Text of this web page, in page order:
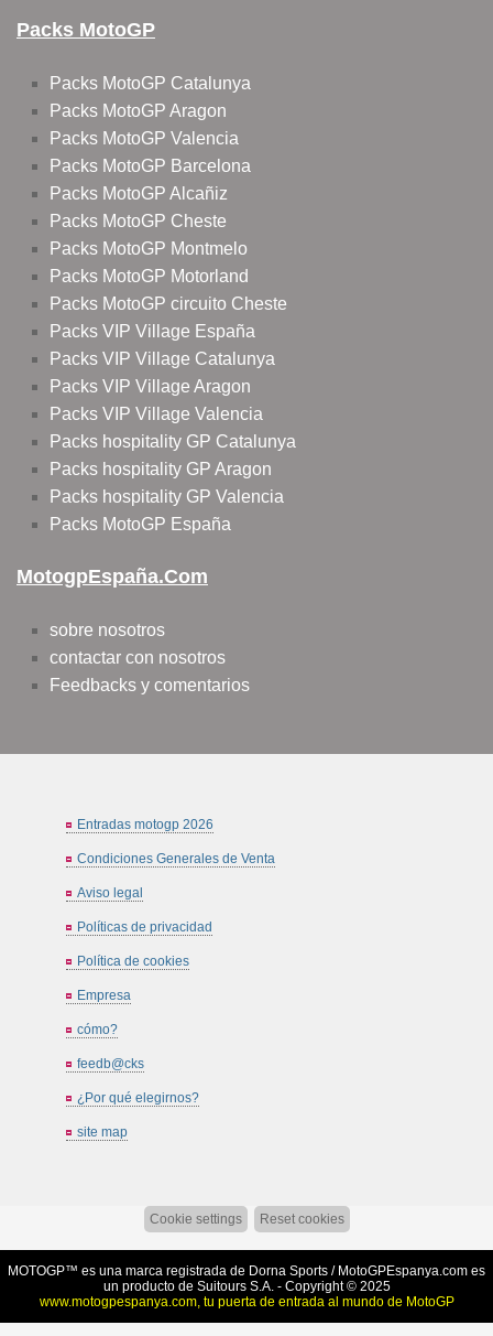
Packs MotoGP
Packs MotoGP Catalunya
Packs MotoGP Aragon
Packs MotoGP Valencia
Packs MotoGP Barcelona
Packs MotoGP Alcañiz
Packs MotoGP Cheste
Packs MotoGP Montmelo
Packs MotoGP Motorland
Packs MotoGP circuito Cheste
Packs VIP Village España
Packs VIP Village Catalunya
Packs VIP Village Aragon
Packs VIP Village Valencia
Packs hospitality GP Catalunya
Packs hospitality GP Aragon
Packs hospitality GP Valencia
Packs MotoGP España
MotogpEspaña.com
sobre nosotros
contactar con nosotros
Feedbacks y comentarios
Entradas motogp 2026
Condiciones Generales de Venta
Aviso legal
Políticas de privacidad
Política de cookies
Empresa
cómo?
feedb@cks
¿Por qué elegirnos?
site map
Cookie settings Reset cookies
MOTOGP™ es una marca registrada de Dorna Sports / MotoGPEspanya.com es
un producto de Suitours S.A. - Copyright © 2025
www.motogpespanya.com, tu puerta de entrada al mundo de MotoGP